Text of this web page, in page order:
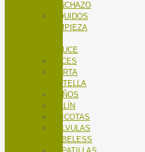
PINCHAZO
LÍQUIDOS
LIMPIEZA
SAUCE
LUCES
PORTA
BOTELLA
PUÑOS
SILLÍN
TRICOTAS
VALVULAS
TUBELESS